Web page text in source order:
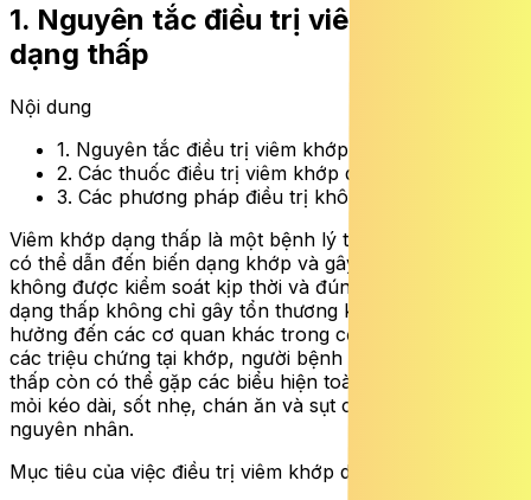
1. Nguyên tắc điều trị viêm khớp
dạng thấp
Nội dung
1. Nguyên tắc điều trị viêm khớp dạng thấp
2. Các thuốc điều trị viêm khớp dạng thấp
3. Các phương pháp điều trị không dùng thuốc
Viêm khớp dạng thấp là một bệnh lý tự miễn mạn tính
có thể dẫn đến biến dạng khớp và gây tàn phế nếu
không được kiểm soát kịp thời và đúng cách. Viêm khớp
dạng thấp không chỉ gây tổn thương khớp mà còn ảnh
hưởng đến các cơ quan khác trong cơ thể. Bên cạnh
các triệu chứng tại khớp, người bệnh viêm khớp dạng
thấp còn có thể gặp các biểu hiện toàn thân như mệt
mỏi kéo dài, sốt nhẹ, chán ăn và sụt cân không rõ
nguyên nhân.
Mục tiêu của việc điều trị viêm khớp dạng thấp là: